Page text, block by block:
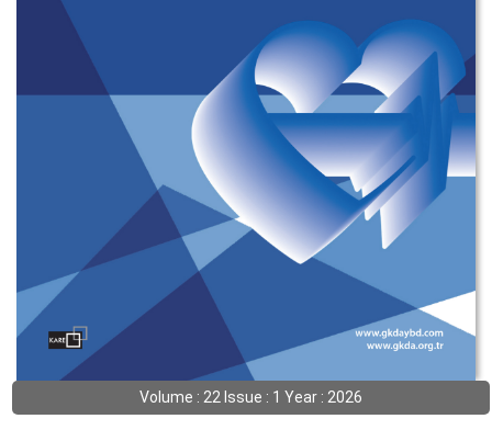
Volume : 22 Issue : 1 Year : 2026